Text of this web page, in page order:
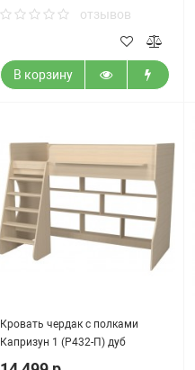
отзывов
В корзину
Кровать чердак с полками
Капризун 1 (Р432-П) дуб